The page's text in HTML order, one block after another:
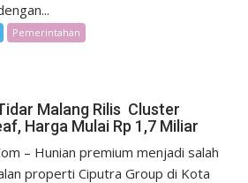
Pemerintahan
Malang Rilis Cluster
Harga Mulai Rp 1,7 Miliar
– Hunian premium menjadi salah
properti Ciputra Group di Kota